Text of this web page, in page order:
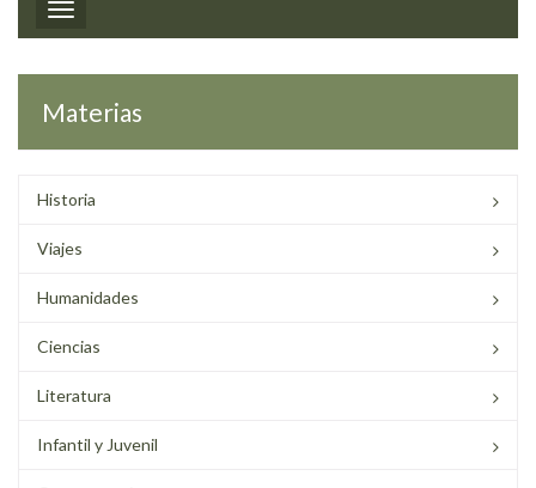
Toggle navigation
Materias
Historia
Viajes
Humanidades
Ciencias
Literatura
Infantil y Juvenil